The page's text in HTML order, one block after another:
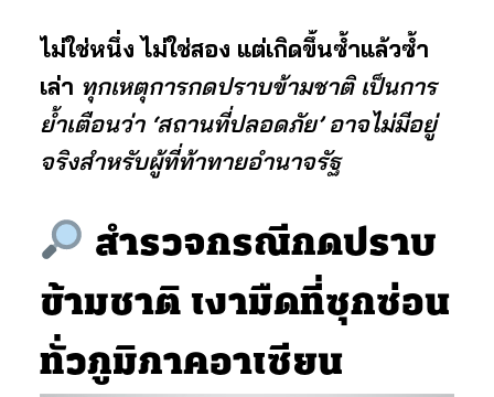
ไม่ใช่หนึ่ง ไม่ใช่สอง แต่เกิดขึ้นซ้ำแล้วซ้ำ
เล่า ทุกเหตุการกดปราบข้ามชาติ เป็นการ
ย้ำเตือนว่า ‘สถานที่ปลอดภัย’ อาจไม่มีอยู่
จริงสำหรับผู้ที่ท้าทายอำนาจรัฐ
สำรวจกรณีกดปราบ
ข้ามชาติ เงามืดที่ซุกซ่อน
ทั่วภูมิภาคอาเซียน